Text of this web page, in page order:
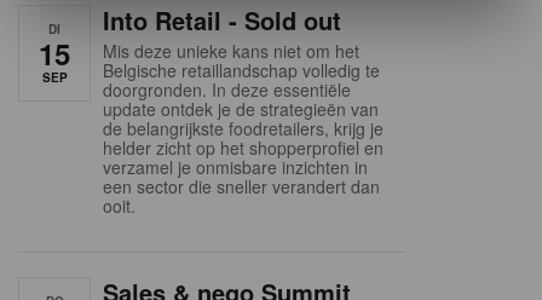
DI
15
SEP
Into Retail - Sold out
Mis deze unieke kans niet om het
Belgische retaillandschap volledig te
doorgronden. In deze essentiële
update ontdek je de strategieën van
de belangrijkste foodretailers, krijg je
helder zicht op het shopperprofiel en
verzamel je onmisbare inzichten in
een sector die sneller verandert dan
ooit.
Sales & nego Summit